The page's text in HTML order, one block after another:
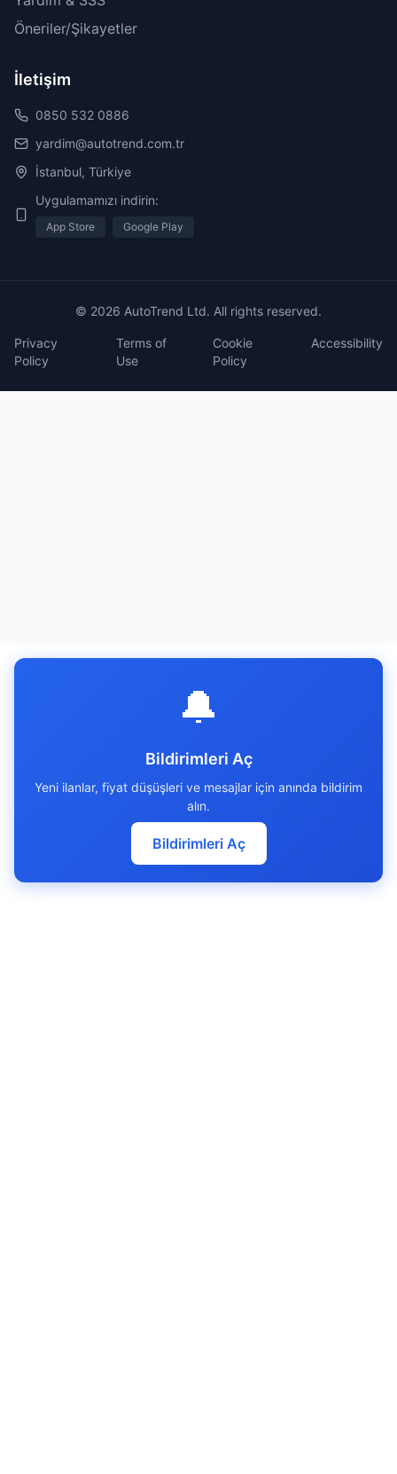
Öneriler/Şikayetler
İletişim
0850 532 0886
yardim@autotrend.com.tr
İstanbul, Türkiye
Uygulamamızı indirin:
App Store Google Play
© 2026 AutoTrend Ltd. All rights reserved.
Privacy
Policy
Terms of
Use
Cookie
Policy
Accessibility
🔔
Bildirimleri Aç
Yeni ilanlar, fiyat düşüşleri ve mesajlar için anında bildirim
alın.
Bildirimleri Aç